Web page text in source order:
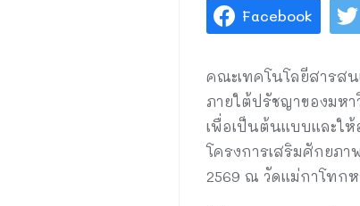
Facebook
คณะเทคโนโลยีสารส
ภายใต้ปรัชญาของมห
เพื่อเป็นต้นแบบและให้
โครงการเสริมศักยภา
2569 ณ วัดแม่กาโทกห